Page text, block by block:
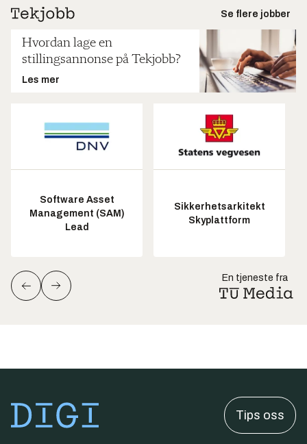
Se flere jobber
Hvordan lage en
stillingsannonse på Tekjobb?
Les mer
Software Asset
Management (SAM)
Lead
Sikkerhetsarkitekt
Skyplattform
En tjeneste fra
Tips oss